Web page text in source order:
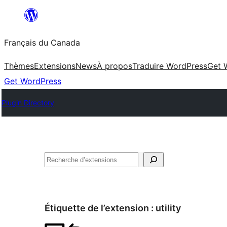
contenu
Français du Canada
ThèmesExtensionsNewsÀ proposTraduire WordPressGet
Get WordPress
Plugin Directory
Recherche
Étiquette de l’extension : utility